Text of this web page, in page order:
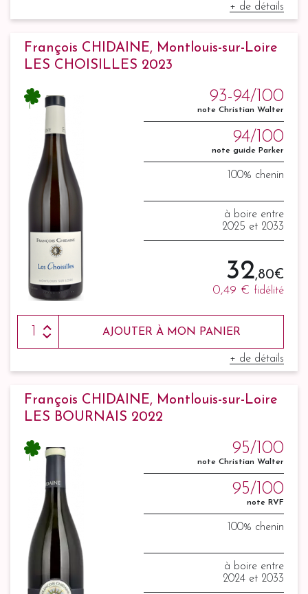
+ de détails
François CHIDAINE, Montlouis-sur-Loire
LES CHOISILLES 2023
93-94/100
note Christian Walter
94/100
note guide Parker
100% chenin
à boire entre
2025 et 2033
32,80 €
0,49 € fidélité
AJOUTER À MON PANIER
+ de détails
François CHIDAINE, Montlouis-sur-Loire
LES BOURNAIS 2022
95/100
note Christian Walter
95/100
note RVF
100% chenin
à boire entre
2024 et 2033